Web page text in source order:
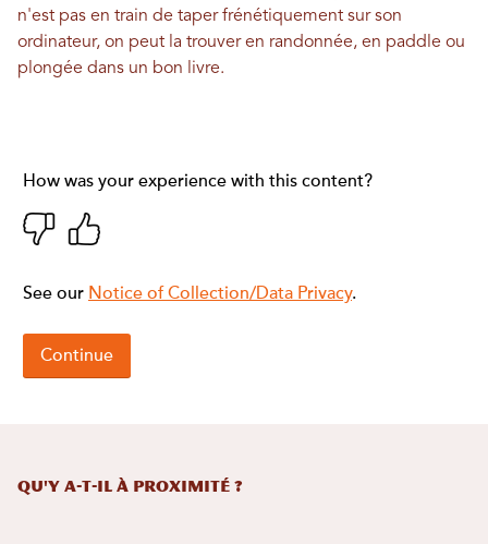
n'est pas en train de taper frénétiquement sur son
ordinateur, on peut la trouver en randonnée, en paddle ou
plongée dans un bon livre.
Qu'y a-t-il à proximité ?